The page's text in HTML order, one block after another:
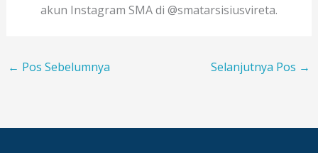
akun Instagram SMA di @smatarsisiusvireta.
← Pos Sebelumnya Selanjutnya Pos →